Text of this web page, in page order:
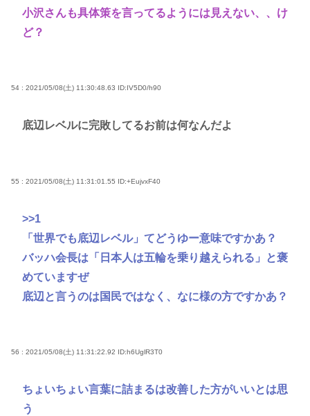
小沢さんも具体策を言ってるようには見えない、、け
ど？
54 : 2021/05/08(土) 11:30:48.63 ID:IV5D0/h90
底辺レベルに完敗してるお前は何なんだよ
55 : 2021/05/08(土) 11:31:01.55 ID:+EujvxF40
>>1
「世界でも底辺レベル」てどうゆー意味ですかあ？
バッハ会長は「日本人は五輪を乗り越えられる」と褒
めていますぜ
底辺と言うのは国民ではなく、なに様の方ですかあ？
56 : 2021/05/08(土) 11:31:22.92 ID:h6UglR3T0
ちょいちょい言葉に詰まるは改善した方がいいとは思
う